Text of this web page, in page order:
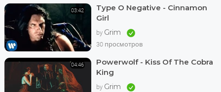
03:42
Type O Negative - Cinnamon
Girl
by Grim
30 просмотров
04:46
Powerwolf - Kiss Of The Cobra
King
by Grim